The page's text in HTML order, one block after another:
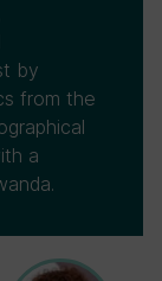
by
from the
a